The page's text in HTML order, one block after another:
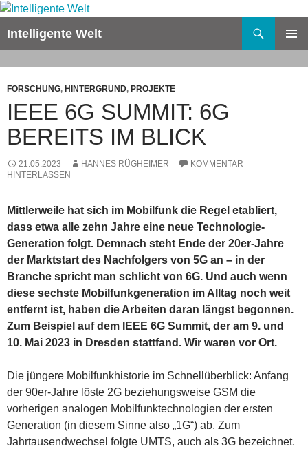
Zum
springen
Intelligente Welt
FORSCHUNG, HINTERGRUND, PROJEKTE
IEEE 6G SUMMIT: 6G
BEREITS IM BLICK
21.05.2023 HANNES RÜGHEIMER
KOMMENTAR
HINTERLASSEN
Mittlerweile hat sich im Mobilfunk die Regel etabliert,
dass etwa alle zehn Jahre eine neue Technologie-
Generation folgt. Demnach steht Ende der 20er-Jahre
der Marktstart des Nachfolgers von 5G an – in der
Branche spricht man schlicht von 6G. Und auch wenn
diese sechste Mobilfunkgeneration im Alltag noch weit
entfernt ist, haben die Arbeiten daran längst begonnen.
Zum Beispiel auf dem IEEE 6G Summit, der am 9. und
10. Mai 2023 in Dresden stattfand. Wir waren vor Ort.
Die jüngere Mobilfunkhistorie im Schnellüberblick: Anfang
der 90er-Jahre löste 2G beziehungsweise GSM die
vorherigen analogen Mobilfunktechnologien der ersten
Generation (in diesem Sinne also „1G“) ab. Zum
Jahrtausendwechsel folgte UMTS, auch als 3G bezeichnet.